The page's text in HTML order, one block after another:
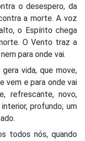
o desespero, da
a morte. A voz
o Espírito chega
O Vento traz a
para onde vai.
vida, que move,
vem e para onde vai
refrescante, novo,
profundo; um
todos nós, quando